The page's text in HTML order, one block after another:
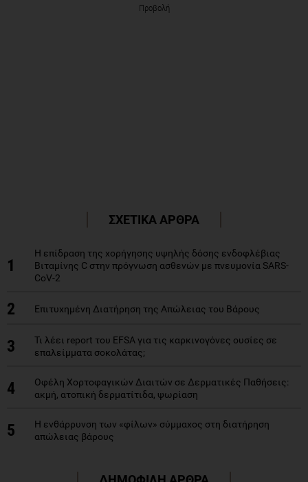
Προβολή
ΣΧΕΤΙΚΑ ΑΡΘΡΑ
1
Η επίδραση της χορήγησης υψηλής δόσης ενδοφλέβιας
Βιταμίνης C στην πρόγνωση ασθενών με πνευμονία SARS-
CoV-2
2 Επιτυχημένη Διατήρηση της Απώλειας του Βάρους
3
Τι λέει report του EFSA για τις καρκινογόνες ουσίες σε
επαλείμματα σοκολάτας;
4
Οφέλη Χορτοφαγικών Διαιτών σε Δερματικές Παθήσεις:
ακμή, ατοπική δερματίτιδα, ψωρίαση
5
Η ενθάρρυνση των «φίλων» σύμμαχος στη διατήρηση
απώλειας βάρους